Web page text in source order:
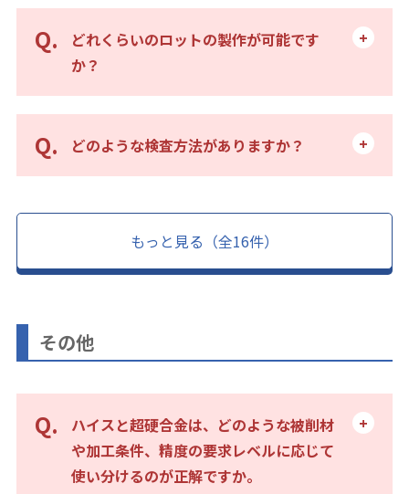
どれくらいのロットの製作が可能です
か？
どのような検査方法がありますか？
もっと見る（全16件）
その他
ハイスと超硬合金は、どのような被削材
や加工条件、精度の要求レベルに応じて
使い分けるのが正解ですか。